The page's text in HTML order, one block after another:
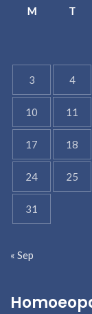
M T
3 4
10 11
17 18
24 25
31
« Sep